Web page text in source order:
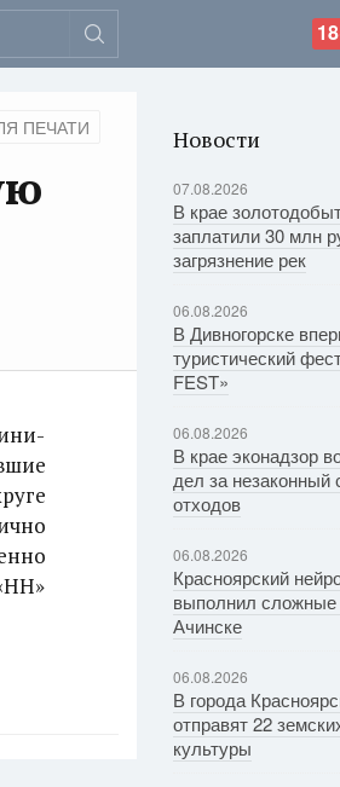
ПЕЧАТИ Новости
07.08.2026
В крае
заплатили 30 млн
загрязнение рек
06.08.2026
В Дивногорске
туристический
FEST»
06.08.2026
В крае эконадзор
дел за незаконный
отходов
06.08.2026
Красноярский
выполнил сложные
Ачинске
06.08.2026
В города
отправят 22
культуры